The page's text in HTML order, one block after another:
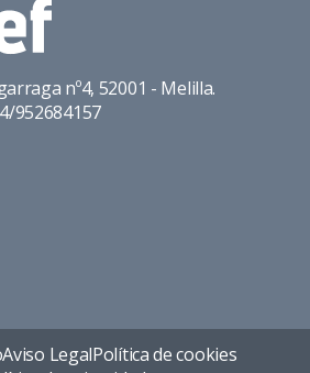
nº4, 52001 - Melilla.
952684157
Aviso LegalPolítica de cookies